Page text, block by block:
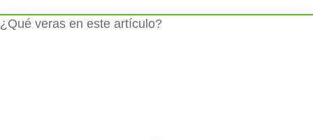
¿Qué veras en este artículo?